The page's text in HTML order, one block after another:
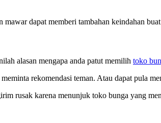
dapat memberi tambahan keindahan
alasan mengapa anda patut memilih toko
rekomendasi teman. Atau dapat pula
rusak karena menunjuk toko bunga yang